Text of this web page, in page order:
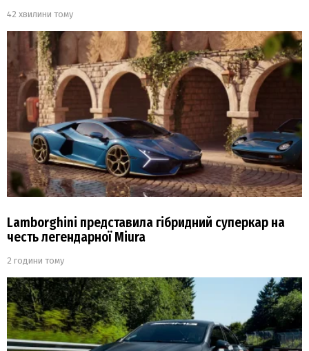
42 хвилини тому
Lamborghini представила гібридний суперкар на
честь легендарної Miura
2 години тому